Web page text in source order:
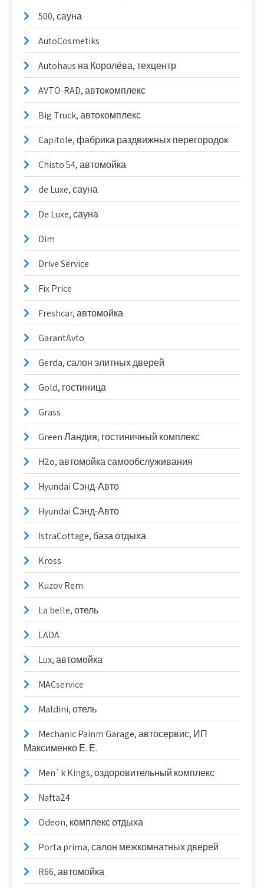
500, сауна
AutoCosmetiks
Autohaus на Королёва, техцентр
AVTO-RAD, автокомплекс
Big Truck, автокомплекс
Capitole, фабрика раздвижных перегородок
Chisto 54, автомойка
de Luxe, сауна
De Luxe, сауна
Dim
Drive Service
Fix Price
Freshcar, автомойка
GarantAvto
Gerda, салон элитных дверей
Gold, гостиница
Grass
Green Ландия, гостиничный комплекс
H2o, автомойка самообслуживания
Hyundai Сэнд-Авто
Hyundai Сэнд-Авто
IstraCottage, база отдыха
Kross
Kuzov Rem
La belle, отель
LADA
Lux, автомойка
MACservice
Maldini, отель
Mechanic Painm Garage, автосервис, ИП
Максименко Е. Е.
Men`k Kings, оздоровительный комплекс
Nafta24
Odeon, комплекс отдыха
Porta prima, салон межкомнатных дверей
R66, автомойка